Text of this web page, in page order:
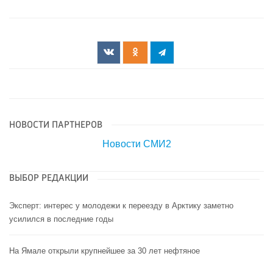
НОВОСТИ ПАРТНЕРОВ
Новости СМИ2
ВЫБОР РЕДАКЦИИ
Эксперт: интерес у молодежи к переезду в Арктику заметно
усилился в последние годы
На Ямале открыли крупнейшее за 30 лет нефтяное